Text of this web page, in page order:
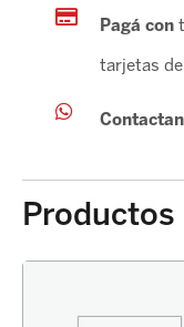
Pagá con
tarjetas